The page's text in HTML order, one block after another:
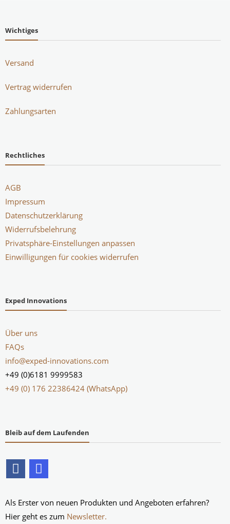
Wichtiges
Versand
Vertrag widerrufen
Zahlungsarten
Rechtliches
AGB
Impressum
Datenschutzerklärung
Widerrufsbelehrung
Privatsphäre-Einstellungen anpassen
Einwilligungen für cookies widerrufen
Exped Innovations
Über uns
FAQs
info@exped-innovations.com
+49 (0)6181 9999583
+49 (0) 176 22386424 (WhatsApp)
Bleib auf dem Laufenden
Als Erster von neuen Produkten und Angeboten erfahren?
Hier geht es zum Newsletter.